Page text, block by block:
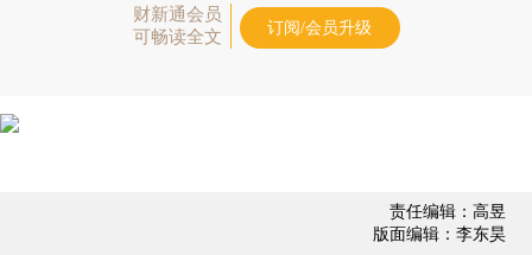
财新通会员
可畅读全文
订阅/会员升级
责任编辑：高昱
版面编辑：李东昊